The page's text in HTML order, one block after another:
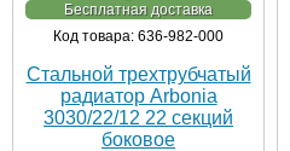
Бесплатная доставка
Код товара: 636-982-000
Стальной трехтрубчатый
радиатор Arbonia
3030/22/12 22 секций
боковое